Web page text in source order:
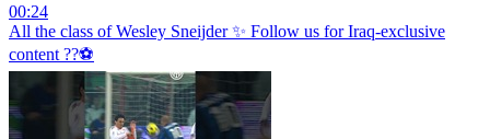
00:24
All the class of Wesley Sneijder ✨ Follow us for Iraq-exclusive
content ??⚽